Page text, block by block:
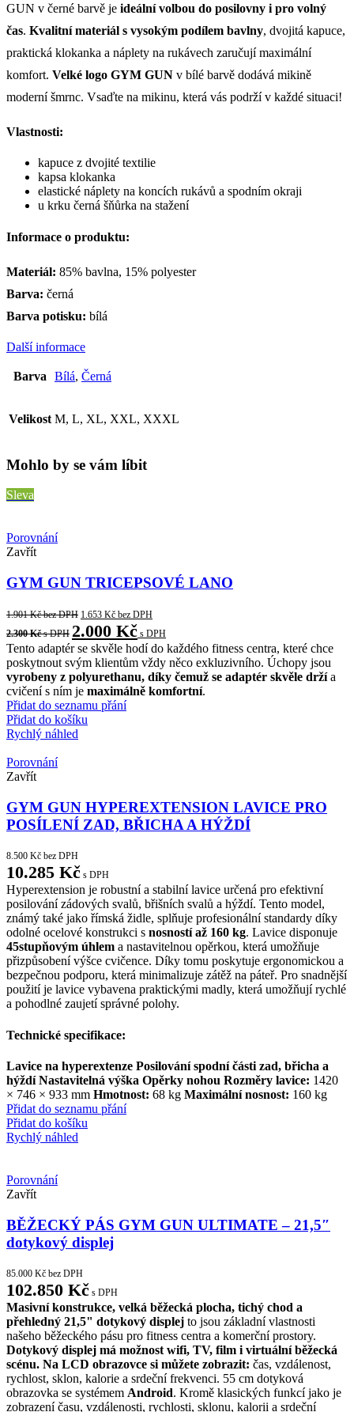
GUN v černé barvě je ideální volbou do posilovny i pro volný
čas. Kvalitní materiál s vysokým podílem bavlny, dvojitá kapuce,
praktická klokanka a náplety na rukávech zaručují maximální
komfort. Velké logo GYM GUN v bílé barvě dodává mikině
moderní šmrnc. Vsaďte na mikinu, která vás podrží v každé situaci!
Vlastnosti:
kapuce z dvojité textilie
kapsa klokanka
elastické náplety na koncích rukávů a spodním okraji
u krku černá šňůrka na stažení
Informace o produktu:
Materiál: 85% bavlna, 15% polyester
Barva: černá
Barva potisku: bílá
Další informace
Barva Bílá, Černá
Velikost M, L, XL, XXL, XXXL
Mohlo by se vám líbit
Sleva
Porovnání
Zavřít
GYM GUN TRICEPSOVÉ LANO
1.901Kčbez DPH 1.653 Kč bez DPH
2.300Kčs DPH 2.000 Kč s DPH
Tento adaptér se skvěle hodí do každého fitness centra, které chce
poskytnout svým klientům vždy něco exkluzivního. Úchopy jsou
vyrobeny z polyurethanu, díky čemuž se adaptér skvěle držía
cvičení s ním je maximálně komfortní.
Přidat do seznamu přání
Přidat do košíku
Rychlý náhled
Porovnání
Zavřít
GYM GUN HYPEREXTENSION LAVICE PRO
POSÍLENÍ ZAD, BŘICHA A HÝŽDÍ
8.500 Kč bez DPH
10.285 Kč s DPH
Hyperextension je robustní a stabilní lavice určená pro efektivní
posilování zádových svalů, břišních svalů a hýždí. Tento model,
známý také jako římská židle, splňuje profesionální standardy díky
odolné ocelové konstrukci s nosností až 160 kg. Lavice disponuje
45stupňovým úhlem a nastavitelnou opěrkou, která umožňuje
přizpůsobení výšce cvičence. Díky tomu poskytuje ergonomickou a
bezpečnou podporu, která minimalizuje zátěž na páteř. Pro snadnější
použití je lavice vybavena praktickými madly, která umožňují rychlé
a pohodlné zaujetí správné polohy.
Technické specifikace:
Lavice na hyperextenze Posilování spodní části zad, břicha a
hýždí Nastavitelná výška Opěrky nohou Rozměry lavice: 1420
× 746 × 933 mm Hmotnost: 68 kg Maximální nosnost: 160 kg
Přidat do seznamu přání
Přidat do košíku
Rychlý náhled
Porovnání
Zavřít
BĚŽECKÝ PÁS GYM GUN ULTIMATE – 21,5″
dotykový displej
85.000 Kč bez DPH
102.850 Kč s DPH
Masivní konstrukce, velká běžecká plocha, tichý chod a
přehledný 21,5" dotykový displej to jsou základní vlastnosti
našeho běžeckého pásu pro fitness centra a komerční prostory.
Dotykový displej má možnost wifi, TV, film i virtuální běžecká
scénu. Na LCD obrazovce si můžete zobrazit: čas, vzdálenost,
rychlost, sklon, kalorie a srdeční frekvenci. 55 cm dotyková
obrazovka se systémem Android. Kromě klasických funkcí jako je
zobrazení času, vzdálenosti, rychlosti, sklonu, kalorii a srdeční